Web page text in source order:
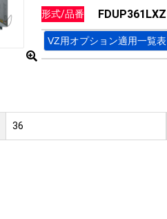
形式/品番 FDUP361LXZ
VZ用オプション適用一覧表
36